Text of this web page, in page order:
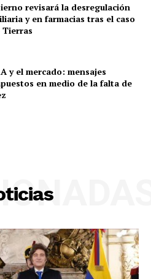
revisará la desregulación
y en farmacias tras el caso
Tierras
y el mercado: mensajes
en medio de la falta de